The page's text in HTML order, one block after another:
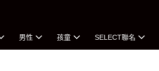
男性 孩童 SELECT聯名